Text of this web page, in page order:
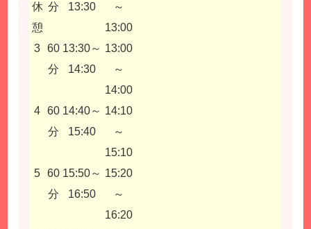
休
憩
分
13:30
～
13:00
3 60
分
13:30～
14:30
13:00
～
14:00
4 60
分
14:40～
15:40
14:10
～
15:10
5 60
分
15:50～
16:50
15:20
～
16:20